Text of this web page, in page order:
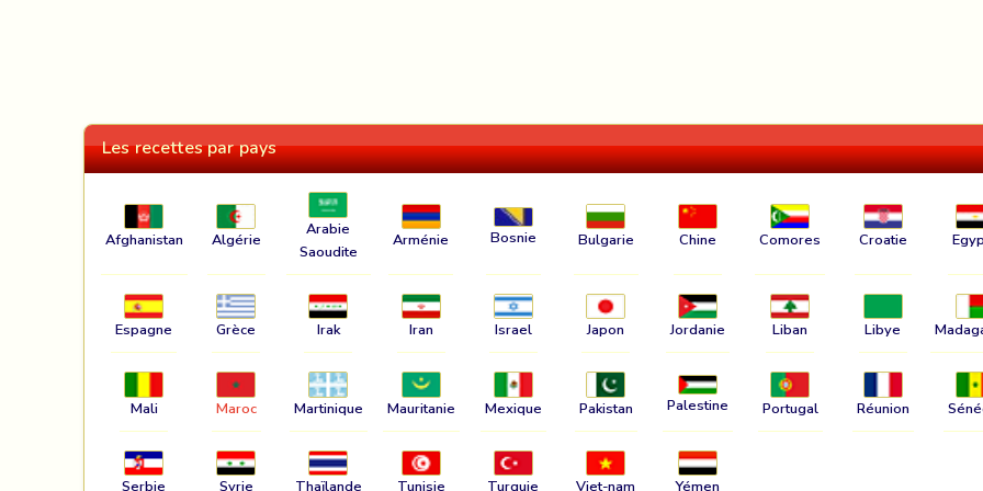
Les recettes par pays
Afghanistan Algérie
Arabie
Saoudite
Arménie Bosnie Bulgarie Chine Comores Croatie
Espagne Grèce Irak Iran Israel Japon Jordanie Liban Libye
Mali Maroc Martinique Mauritanie Mexique Pakistan Palestine Portugal Réunion
Serbie Syrie Thaïlande Tunisie Turquie Viet-nam Yémen